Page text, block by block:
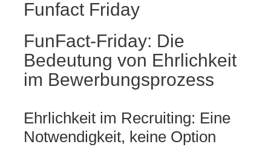
Gold
Karriere
Funfact Friday
FunFact-Friday: Die
Bedeutung von Ehrlichkeit
im Bewerbungsprozess
Ehrlichkeit im Recruiting: Eine
Notwendigkeit, keine Option